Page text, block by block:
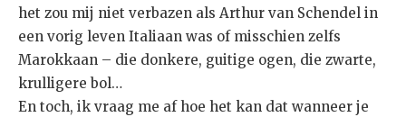
het zou mij niet verbazen als Arthur van Schendel in
een vorig leven Italiaan was of misschien zelfs
Marokkaan – die donkere, guitige ogen, die zwarte,
krulligere bol…
En toch, ik vraag me af hoe het kan dat wanneer je